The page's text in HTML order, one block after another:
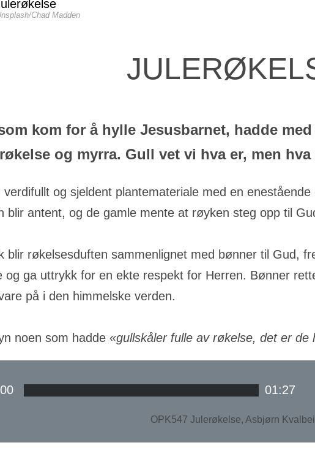
Chad Madden
kom for å hylle Jesusbarnet, hadde
og myrra. Gull vet vi hva er, men
og sjeldent plantemateriale med en
blir antent, og de gamle mente at røyken steg opp til
blir røkelsesduften sammenlignet med bønner til Gud,
og ga uttrykk for en ekte respekt for Herren. Bønner
på i den himmelske verden.
noen som hadde «gullskåler fulle av røkelse, det er de
01:27
OPK547 Julerøkelse, Asbjørn